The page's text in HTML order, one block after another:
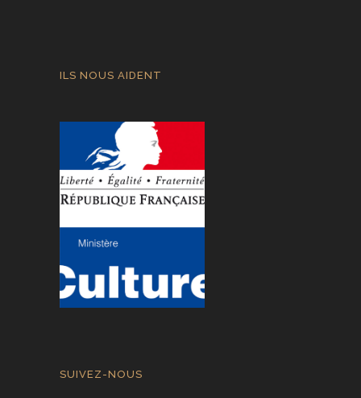
ILS NOUS AIDENT
SUIVEZ-NOUS